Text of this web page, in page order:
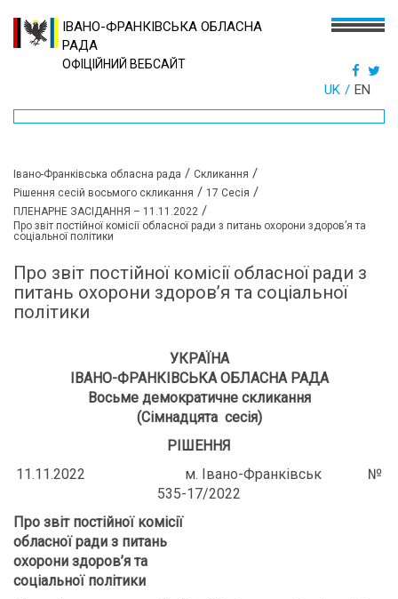
ІВАНО-ФРАНКІВСЬКА ОБЛАСНА
РАДА
ОФІЦІЙНИЙ ВЕБСАЙТ
UK EN
Івано-Франківська обласна рада / Скликання /
Рішення сесій восьмого скликання / 17 Сесія /
ПЛЕНАРНЕ ЗАСІДАННЯ – 11.11.2022 /
Про звіт постійної комісії обласної ради з питань охорони здоров’я та
соціальної політики
Про звіт постійної комісії обласної ради з
питань охорони здоров’я та соціальної
політики
УКРАЇНА
ІВАНО-ФРАНКІВСЬКА ОБЛАСНА РАДА
Восьме демократичне скликання
(Сімнадцята сесія)
РІШЕННЯ
11.11.2022 м. Івано-Франківськ №
535-17/2022
Про звіт постійної комісії
обласної ради з питань
охорони здоров’я та
соціальної політики